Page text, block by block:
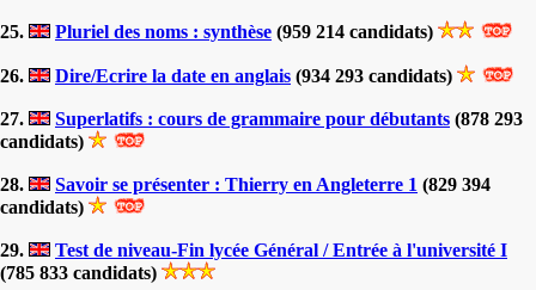
25. Pluriel des noms : synthèse (959 214 candidats)
26. Dire/Ecrire la date en anglais (934 293 candidats)
27. Superlatifs : cours de grammaire pour débutants (878 293
candidats)
28. Savoir se présenter : Thierry en Angleterre 1 (829 394
candidats)
29.
Test de niveau-Fin lycée Général / Entrée à l'université I
(785 833 candidats)